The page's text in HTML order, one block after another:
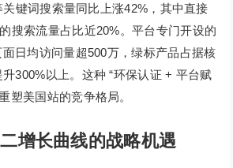
关键词搜索量同比上涨42%，其中直接
搜索流量占比近20%。平台专门开设的
面日均访问量超500万，绿标产品占据核
300%以上。这种 “环保认证 + 平台赋
塑美国站的竞争格局。
增长曲线的战略机遇